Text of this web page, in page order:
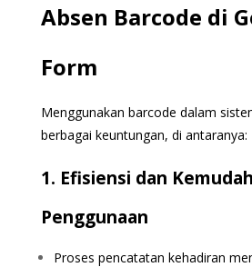
Absen Barcode di
Form
Menggunakan barcode dalam
berbagai keuntungan, di antaranya:
1. Efisiensi dan
Penggunaan
Proses pencatatan kehadiran